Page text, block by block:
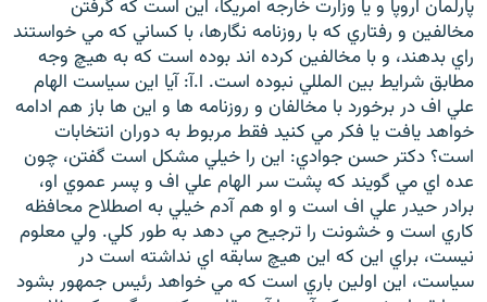
پارلمان اروپا و يا وزارت خارجه آمريکا، اين است که گرفتن
مخالفين و رفتاري که با روزنامه نگارها، با کساني که مي خواستند
راي بدهند، و با مخالفين کرده اند بوده است که به هيچ وجه
مطابق شرايط بين المللي نبوده است. ا.آ: آيا اين سياست الهام
علي اف در برخورد با مخالفان و روزنامه ها و اين ها باز هم ادامه
خواهد يافت يا فکر مي کنيد فقط مربوط به دوران انتخابات
است؟ دکتر حسن جوادي: اين را خيلي مشکل است گفتن، چون
عده اي مي گويند که پشت سر الهام علي اف و پسر عموي او،
برادر حيدر علي اف است و او هم آدم خيلي به اصطلاح محافظه
کاري است و خشونت را ترجيح مي دهد به طور کلي. ولي معلوم
نيست، براي اين که اين هيچ سابقه اي نداشته است در
سياست، اين اولين باري است که مي خواهد رئيس جمهور بشود